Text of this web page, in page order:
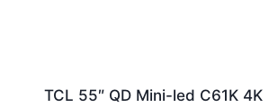
TCL 55″ QD Mini-led C61K 4K